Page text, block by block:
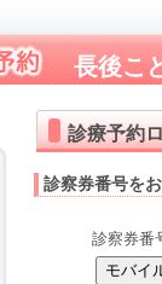
長後こ
診療予約
診察券番号を
診察券番